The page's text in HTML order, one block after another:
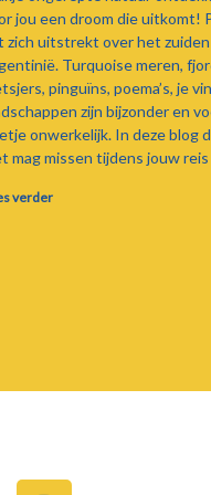
jou een droom die uitkomt!
zich uitstrekt over het zuiden
Turquoise meren,
pinguïns, poema’s, je
zijn bijzonder en
onwerkelijk. In deze blog
mag missen tijdens jouw
verder